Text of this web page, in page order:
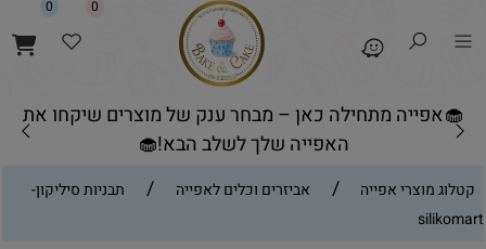
🧁אפייה מתחילה כאן – מבחר ענק של מוצרים שיקחו את
האפייה שלך לשלב הבא!🧁
0 0
קטלוג מוצרי אפייה / אביזרים וכלים לאפייה /
תבניות סיליקון-
silikomart